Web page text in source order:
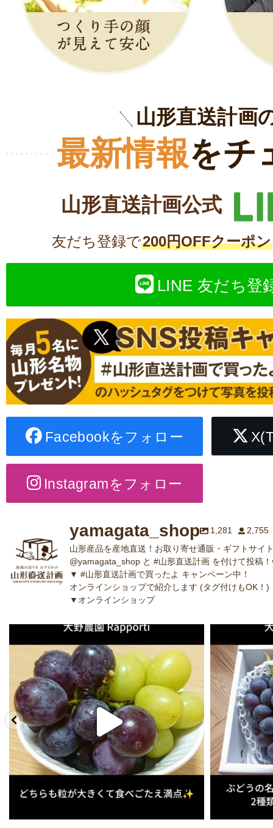
山形直送計画
最新情報をチ
山形直送計画公式
友だち登録で200円OFFクーポン
LINE 友だち登
Facebookをフォロー
Instagramをフォロー
yamagata_shop 1,281
2,755
山形産品を産地直送！お取り寄せ通販・ギフトサイ
@yamagata_shop と #山形直送計画 を付けて投稿
▼ #山形直送計画で買ったよ キャンペーン中！
オンラインショップで紹介します (タグ付けもOK！)
▼オンラインショップ